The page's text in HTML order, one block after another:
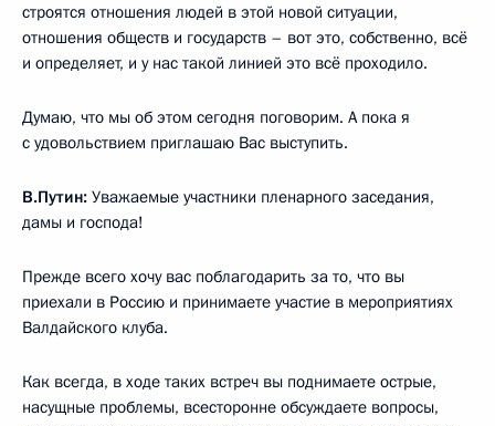
строятся отношения людей в этой новой ситуации,
отношения обществ и государств – вот это, собственно, всё
и определяет, и у нас такой линией это всё проходило.
Думаю, что мы об этом сегодня поговорим. А пока я
с удовольствием приглашаю Вас выступить.
В.Путин: Уважаемые участники пленарного заседания,
дамы и господа!
Прежде всего хочу вас поблагодарить за то, что вы
приехали в Россию и принимаете участие в мероприятиях
Валдайского клуба.
Как всегда, в ходе таких встреч вы поднимаете острые,
насущные проблемы, всесторонне обсуждаете вопросы,